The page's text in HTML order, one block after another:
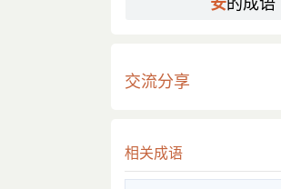
交流分享
相关成语